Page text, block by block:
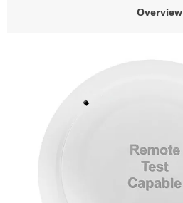
Overview